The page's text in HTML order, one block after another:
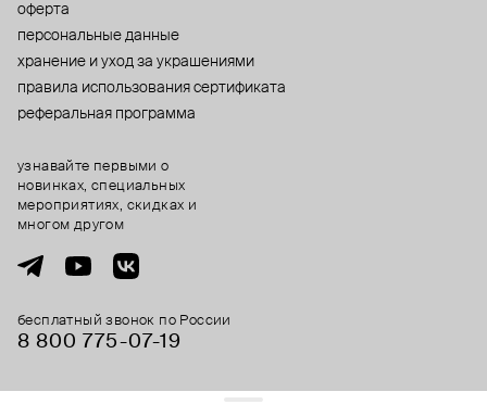
оферта
персональные данные
хранение и уход за украшениями
правила использования сертификата
реферальная программа
бесплатный звонок по России
8 800 775⁠-07⁠-19
узнавайте первыми о
новинках, специальных
мероприятиях, скидках и
многом другом